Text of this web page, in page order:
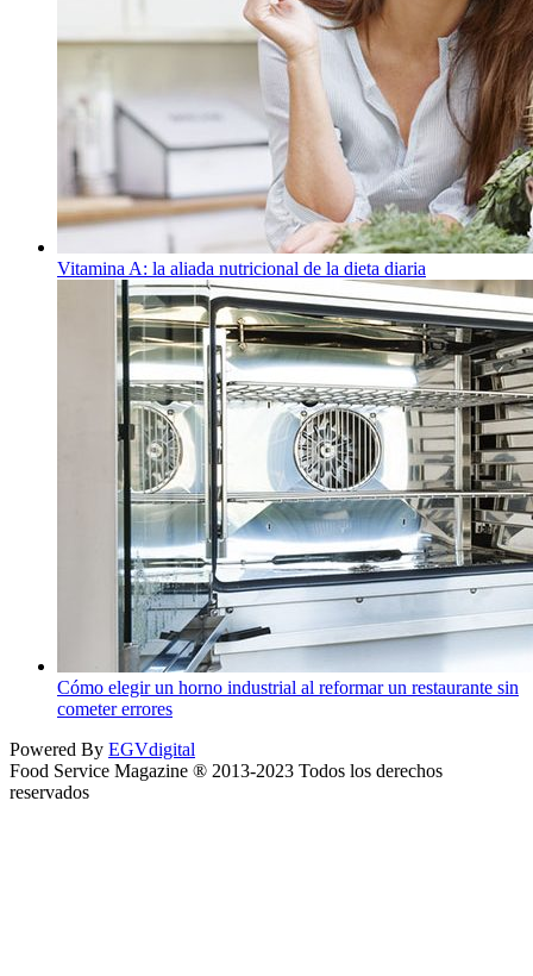
Vitamina A: la aliada nutricional de la dieta diaria
Cómo elegir un horno industrial al reformar un restaurante sin
cometer errores
Powered By EGVdigital
Food Service Magazine ® 2013-2023 Todos los derechos
reservados